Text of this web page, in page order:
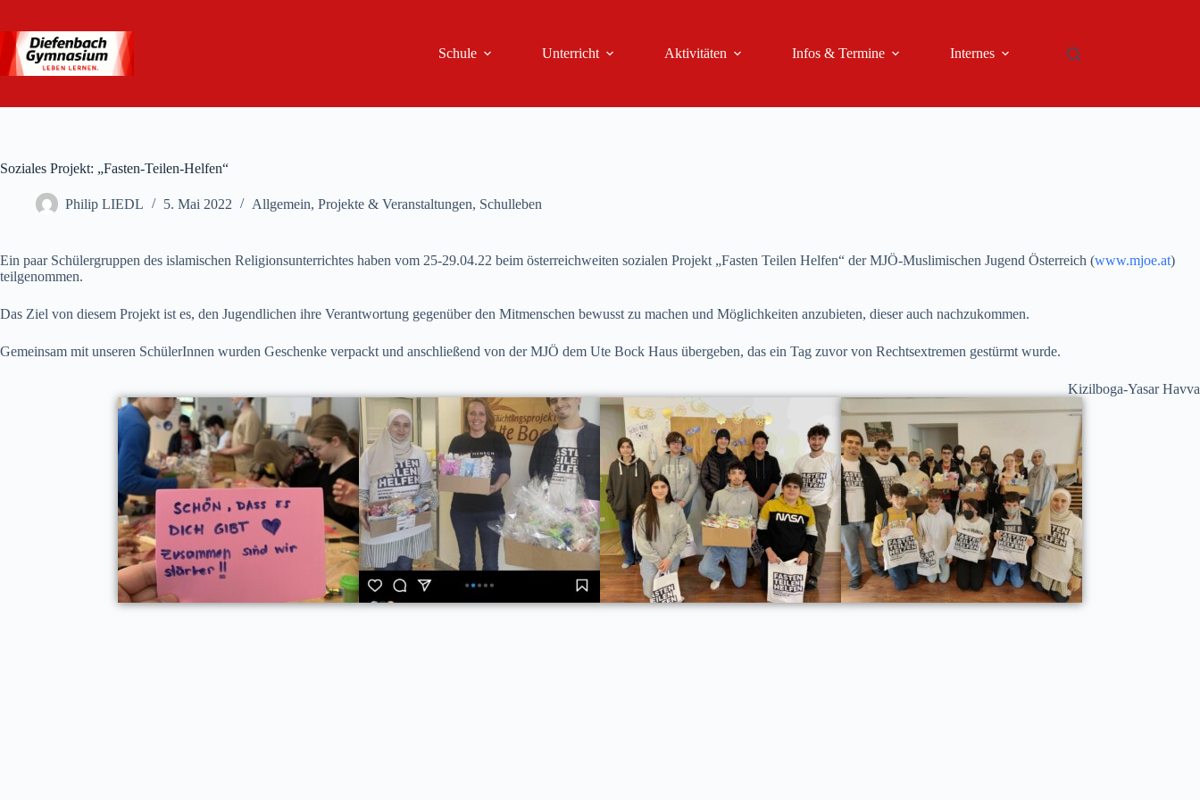
springen
Schule
Unterricht Aktivitäten Infos & Termine Internes
Soziales Projekt: „Fasten-Teilen-Helfen“
Philip LIEDL 5. Mai 2022 Allgemein, Projekte & Veranstaltungen, Schulleben
Ein paar Schülergruppen des islamischen Religionsunterrichtes haben vom 25-29.04.22 beim österreichweiten sozialen Projekt „Fasten Teilen Helfen“ der MJÖ-Muslimischen Jugend Österreich (www.mjoe.at)
teilgenommen.
Das Ziel von diesem Projekt ist es, den Jugendlichen ihre Verantwortung gegenüber den Mitmenschen bewusst zu machen und Möglichkeiten anzubieten, dieser auch nachzukommen.
Gemeinsam mit unseren SchülerInnen wurden Geschenke verpackt und anschließend von der MJÖ dem Ute Bock Haus übergeben, das ein Tag zuvor von Rechtsextremen gestürmt wurde.
Kizilboga-Yasar Havva